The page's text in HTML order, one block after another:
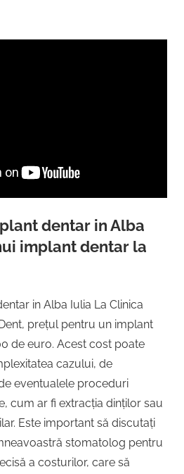
dentar in Alba
implant dentar la
in Alba Iulia La Clinica
prețul pentru un implant
de euro. Acest cost poate
cazului, de
eventualele proceduri
cum ar fi extracția dinților sau
Este important să discutați
stomatolog pentru
a costurilor, care să